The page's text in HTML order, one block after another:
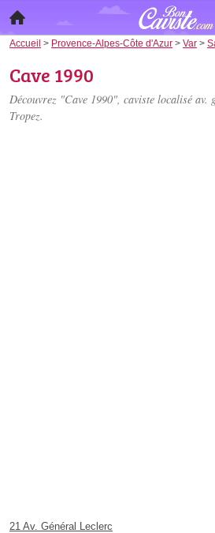
Accueil > Provence-Alpes-Côte d'Azur > Var >
Cave 1990
Découvrez "Cave 1990", caviste localisé av.
Tropez.
21 Av. Général Leclerc